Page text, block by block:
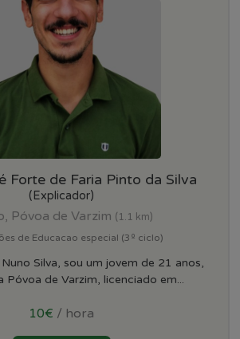
Forte de Faria Pinto da Silva
(Explicador)
Póvoa de Varzim (1.1 km)
de Educacao especial (3º ciclo)
Silva, sou um jovem de 21 anos,
Póvoa de Varzim, licenciado em...
10€ / hora